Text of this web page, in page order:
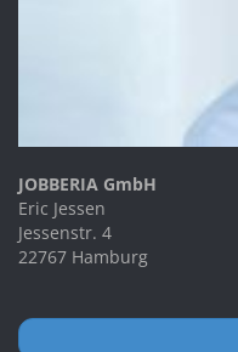
JOBBERIA GmbH
Eric Jessen
Jessenstr. 4
22767 Hamburg